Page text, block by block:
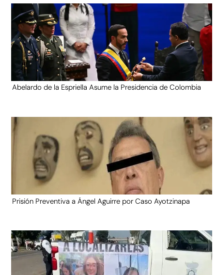
Abelardo de la Espriella Asume la Presidencia de Colombia
Prisión Preventiva a Ángel Aguirre por Caso Ayotzinapa